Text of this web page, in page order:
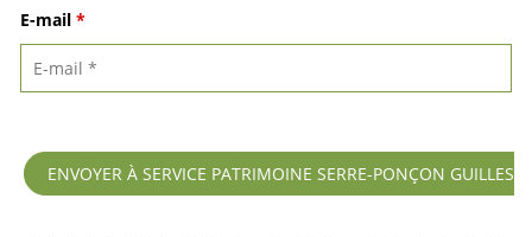
E-mail *